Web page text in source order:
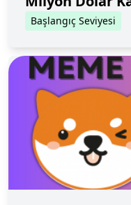
Başlangıç Seviyesi